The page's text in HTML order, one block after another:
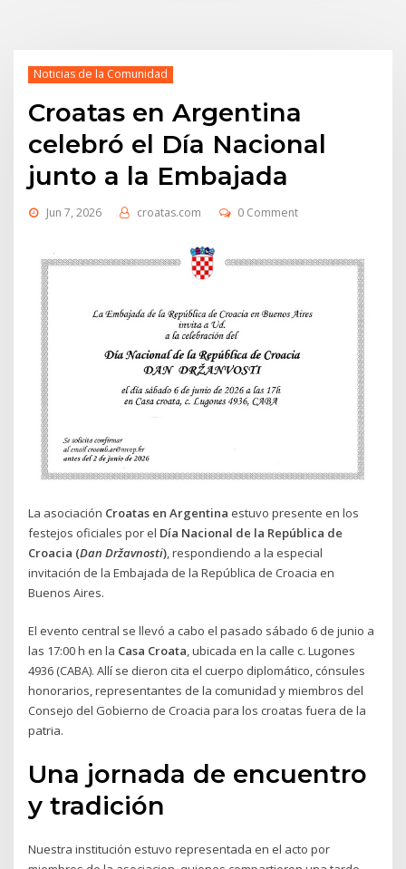
Noticias de la Comunidad
Croatas en Argentina
celebró el Día Nacional
junto a la Embajada
Jun 7, 2026 croatas.com 0 Comment
La asociación Croatas en Argentina estuvo presente en los
festejos oficiales por el Día Nacional de la República de
Croacia (Dan Državnosti), respondiendo a la especial
invitación de la Embajada de la República de Croacia en
Buenos Aires.
El evento central se llevó a cabo el pasado sábado 6 de junio a
las 17:00 h en la Casa Croata, ubicada en la calle c. Lugones
4936 (CABA). Allí se dieron cita el cuerpo diplomático, cónsules
honorarios, representantes de la comunidad y miembros del
Consejo del Gobierno de Croacia para los croatas fuera de la
patria.
Una jornada de encuentro
y tradición
Nuestra institución estuvo representada en el acto por